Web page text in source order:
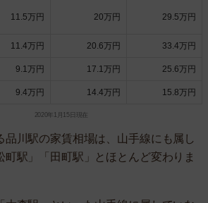
11.5万円 20万円 29.5万円
11.4万円 20.6万円 33.4万円
9.1万円 17.1万円 25.6万円
9.4万円 14.4万円 15.8万円
2020年1月15日現在
品川駅の家賃相場は、山手線にも属し
町駅」「田町駅」とほとんど変わりま